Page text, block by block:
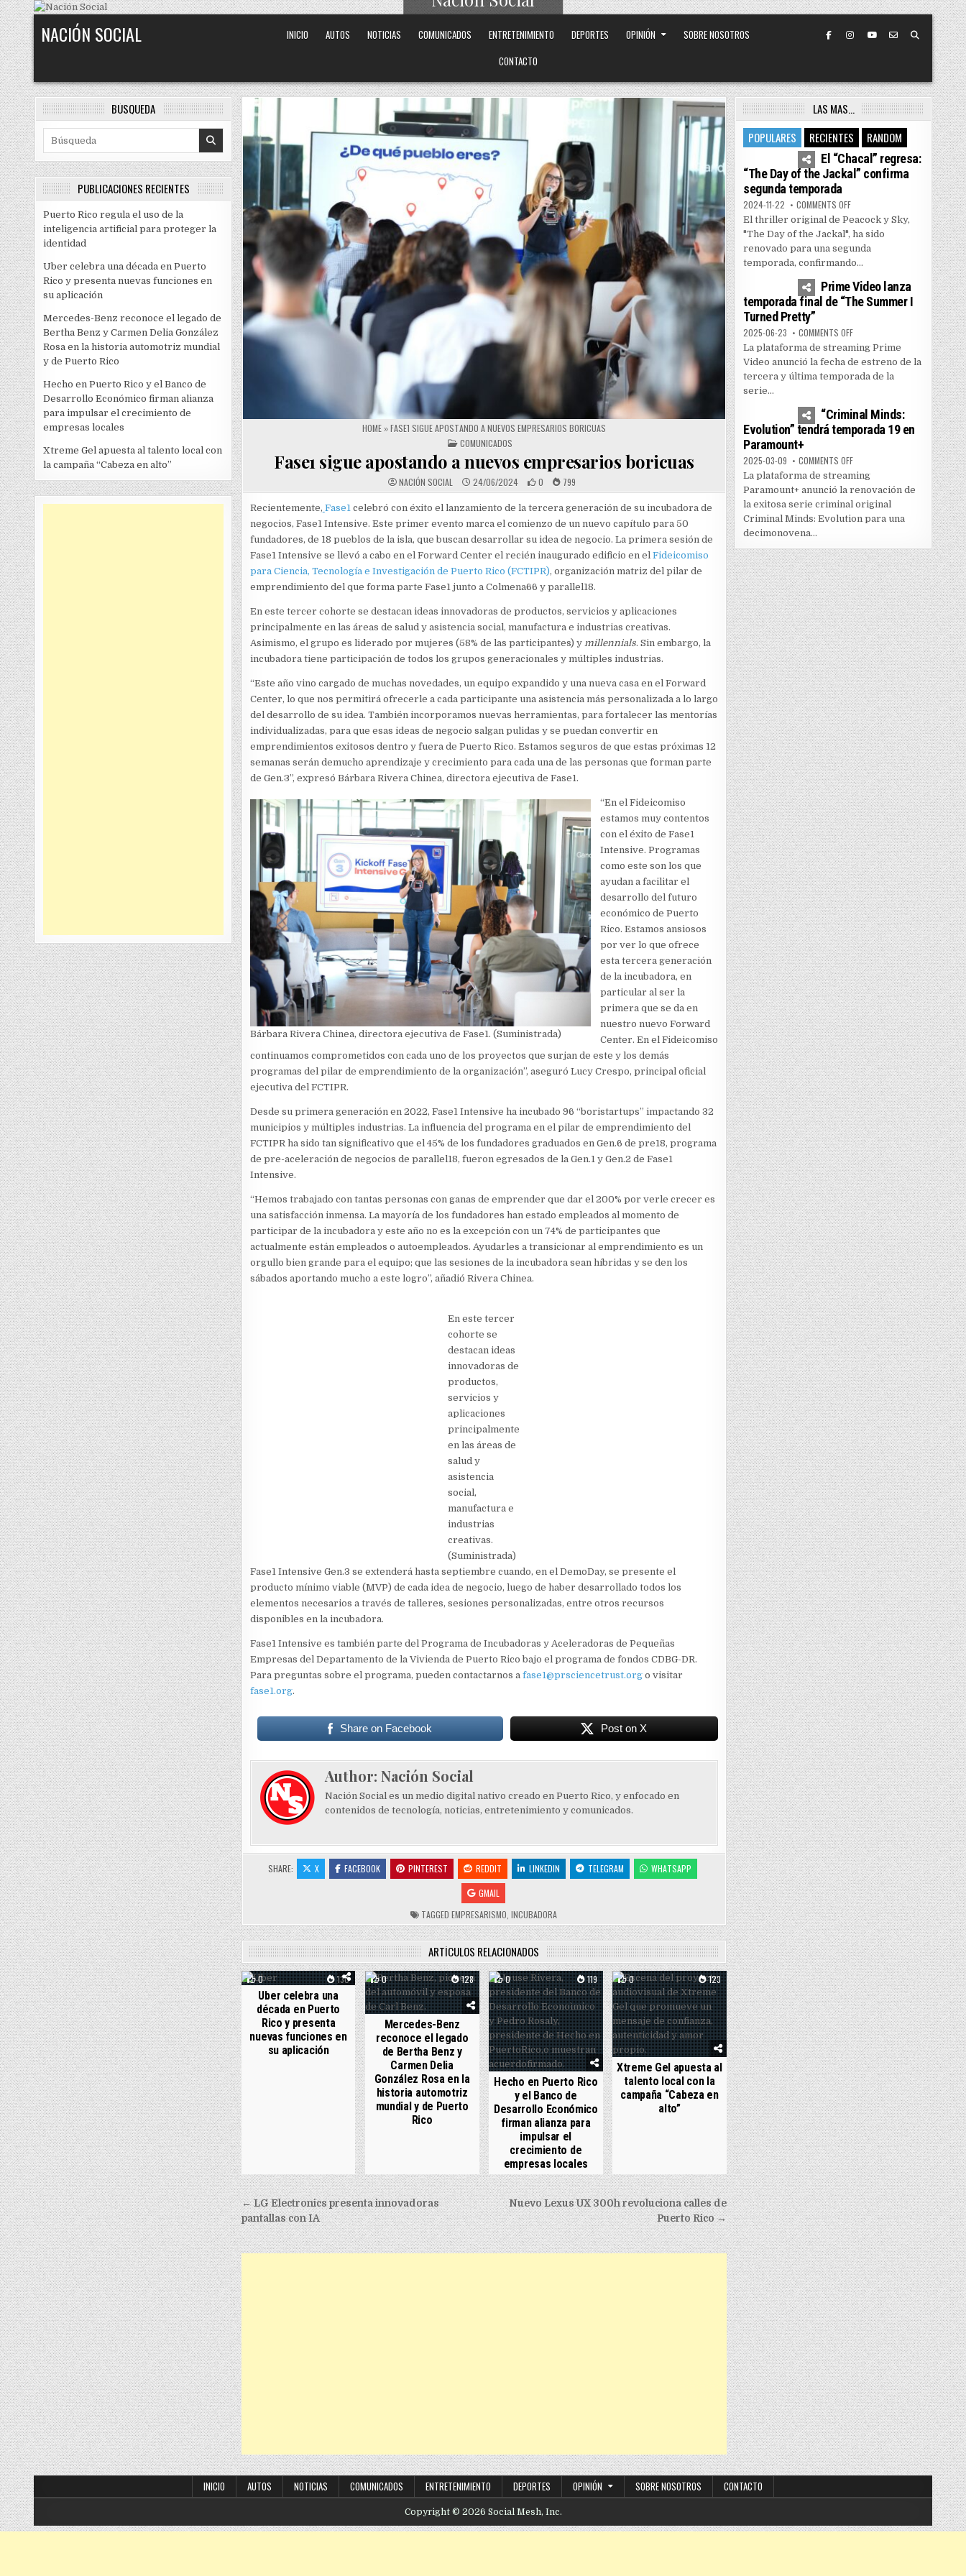
Skip to content
NACIÓN SOCIAL INICIO AUTOS NOTICIAS COMUNICADOS ENTRETENIMIENTO DEPORTES OPINIÓN
SOBRE NOSOTROS
CONTACTO
HOME»FASE1 SIGUE APOSTANDO A NUEVOS EMPRESARIOS BORICUAS
POSTED IN
COMUNICADOS
Fase1 sigue apostando a nuevos empresarios boricuas
NACIÓN SOCIAL 24/06/2024 0 799
Recientemente, Fase1 celebró con éxito el lanzamiento de la tercera generación de su incubadora de
negocios, Fase1 Intensive. Este primer evento marca el comienzo de un nuevo capítulo para 50
fundadores, de 18 pueblos de la isla, que buscan desarrollar su idea de negocio. La primera sesión de
Fase1 Intensive se llevó a cabo en el Forward Center el recién inaugurado edificio en el Fideicomiso
para Ciencia, Tecnología e Investigación de Puerto Rico (FCTIPR), organización matriz del pilar de
emprendimiento del que forma parte Fase1 junto a Colmena66 y parallel18.
En este tercer cohorte se destacan ideas innovadoras de productos, servicios y aplicaciones
principalmente en las áreas de salud y asistencia social, manufactura e industrias creativas.
Asimismo, el grupo es liderado por mujeres (58% de las participantes) y millennials. Sin embargo, la
incubadora tiene participación de todos los grupos generacionales y múltiples industrias.
“Este año vino cargado de muchas novedades, un equipo expandido y una nueva casa en el Forward
Center, lo que nos permitirá ofrecerle a cada participante una asistencia más personalizada a lo largo
del desarrollo de su idea. También incorporamos nuevas herramientas, para fortalecer las mentorías
individualizadas, para que esas ideas de negocio salgan pulidas y se puedan convertir en
emprendimientos exitosos dentro y fuera de Puerto Rico. Estamos seguros de que estas próximas 12
semanas serán demucho aprendizaje y crecimiento para cada una de las personas que forman parte
de Gen.3”, expresó Bárbara Rivera Chinea, directora ejecutiva de Fase1.
Bárbara Rivera Chinea, directora ejecutiva de Fase1. (Suministrada)
“En el Fideicomiso
estamos muy contentos
con el éxito de Fase1
Intensive. Programas
como este son los que
ayudan a facilitar el
desarrollo del futuro
económico de Puerto
Rico. Estamos ansiosos
por ver lo que ofrece
esta tercera generación
de la incubadora, en
particular al ser la
primera que se da en
nuestro nuevo Forward
Center. En el Fideicomiso
continuamos comprometidos con cada uno de los proyectos que surjan de este y los demás
programas del pilar de emprendimiento de la organización”, aseguró Lucy Crespo, principal oficial
ejecutiva del FCTIPR.
Desde su primera generación en 2022, Fase1 Intensive ha incubado 96 “boristartups” impactando 32
municipios y múltiples industrias. La influencia del programa en el pilar de emprendimiento del
FCTIPR ha sido tan significativo que el 45% de los fundadores graduados en Gen.6 de pre18, programa
de pre-aceleración de negocios de parallel18, fueron egresados de la Gen.1 y Gen.2 de Fase1
Intensive.
“Hemos trabajado con tantas personas con ganas de emprender que dar el 200% por verle crecer es
una satisfacción inmensa. La mayoría de los fundadores han estado empleados al momento de
participar de la incubadora y este año no es la excepción con un 74% de participantes que
actualmente están empleados o autoempleados. Ayudarles a transicionar al emprendimiento es un
orgullo bien grande para el equipo; que las sesiones de la incubadora sean híbridas y se den los
sábados aportando mucho a este logro”, añadió Rivera Chinea.
En este tercer
cohorte se
destacan ideas
innovadoras de
productos,
servicios y
aplicaciones
principalmente
en las áreas de
salud y
asistencia
social,
manufactura e
industrias
creativas.
(Suministrada)
Fase1 Intensive Gen.3 se extenderá hasta septiembre cuando, en el DemoDay, se presente el
producto mínimo viable (MVP) de cada idea de negocio, luego de haber desarrollado todos los
elementos necesarios a través de talleres, sesiones personalizadas, entre otros recursos
disponibles en la incubadora.
Fase1 Intensive es también parte del Programa de Incubadoras y Aceleradoras de Pequeñas
Empresas del Departamento de la Vivienda de Puerto Rico bajo el programa de fondos CDBG-DR.
Para preguntas sobre el programa, pueden contactarnos a fase1@prsciencetrust.orgo visitar
fase1.org.
Share on Facebook Post on X
Author: Nación Social
Nación Social es un medio digital nativo creado en Puerto Rico, y enfocado en
contenidos de tecnología, noticias, entretenimiento y comunicados.
SHARE: X FACEBOOK PINTEREST REDDIT LINKEDIN TELEGRAM
WHATSAPP
GMAIL
TAGGEDEMPRESARISMO ,INCUBADORA
ARTÍCULOS RELACIONADOS
0 130
Uber celebra una
década en Puerto
Rico y presenta
nuevas funciones en
su aplicación
0 128
Mercedes-Benz
reconoce el legado
de Bertha Benz y
Carmen Delia
González Rosa en la
historia automotriz
mundial y de Puerto
Rico
0 119
Hecho en Puerto Rico
y el Banco de
Desarrollo Económico
firman alianza para
impulsar el
crecimiento de
empresas locales
0 123
Xtreme Gel apuesta al
talento local con la
campaña “Cabeza en
alto”
Post navigation
Nuevo Lexus UX 300h revoluciona calles de
Puerto Rico →
← LG Electronics presenta innovadoras
pantallas con IA
BÚSQUEDA
Search for:
PUBLICACIONES RECIENTES
Puerto Rico regula el uso de la
inteligencia artificial para proteger la
identidad
Uber celebra una década en Puerto
Rico y presenta nuevas funciones en
su aplicación
Mercedes-Benz reconoce el legado de
Bertha Benz y Carmen Delia González
Rosa en la historia automotriz mundial
y de Puerto Rico
Hecho en Puerto Rico y el Banco de
Desarrollo Económico firman alianza
para impulsar el crecimiento de
empresas locales
Xtreme Gel apuesta al talento local con
la campaña “Cabeza en alto”
LAS MAS…
POPULARES
RECIENTES RANDOM
4 7455
El “Chacal” regresa:
“The Day of the Jackal” confirma
segunda temporada
2024-11-22 COMMENTS OFFON EL “CHACAL” REGRESA:
El thriller original de Peacock y Sky,
"The Day of the Jackal", ha sido
renovado para una segunda
temporada, confirmando...
1 5165
Prime Video lanza
temporada final de “The Summer I
Turned Pretty”
2025-06-23 COMMENTS OFFON PRIME VIDEO LANZA
La plataforma de streaming Prime
Video anunció la fecha de estreno de la
tercera y última temporada de la
serie...
0
“Criminal Minds:
Evolution” tendrá temporada 19 en
Paramount+
2025-03-09 COMMENTS OFFON “CRIMINAL MINDS:
La plataforma de streaming
Paramount+ anunció la renovación de
la exitosa serie criminal original
Criminal Minds: Evolution para una
decimonovena...
INICIO AUTOS NOTICIAS COMUNICADOS ENTRETENIMIENTO DEPORTES OPINIÓN SOBRE NOSOTROS CONTACTO
Copyright © 2026 Social Mesh, Inc.